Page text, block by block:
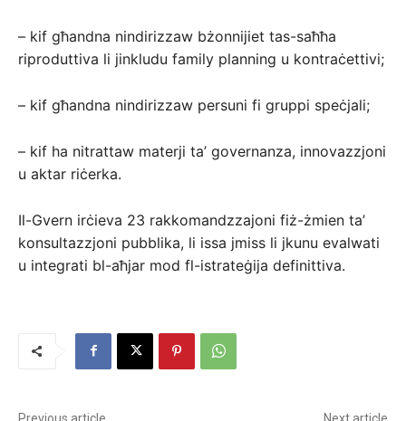
– kif għandna nindirizzaw bżonnijiet tas-saħħa
riproduttiva li jinkludu family planning u kontraċettivi;
– kif għandna nindirizzaw persuni fi gruppi speċjali;
– kif ha nitrattaw materji ta’ governanza, innovazzjoni
u aktar riċerka.
Il-Gvern irċieva 23 rakkomandzzajoni fiż-żmien ta’
konsultazzjoni pubblika, li issa jmiss li jkunu evalwati
u integrati bl-aħjar mod fl-istrateġija definittiva.
Previous article Next article